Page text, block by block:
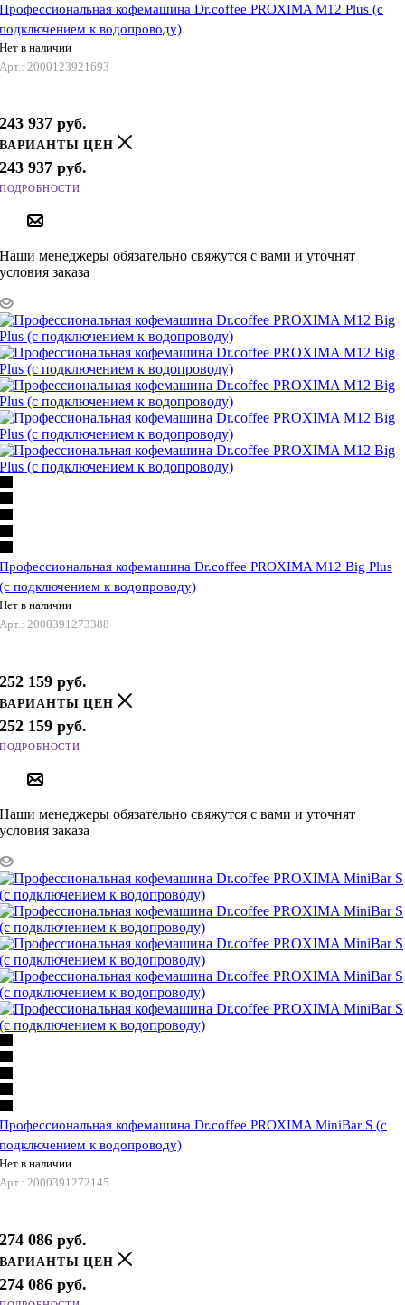
Профессиональная кофемашина Dr.coffee PROXIMA M12 Plus (с
подключением к водопроводу)
Нет в наличии
Арт.: 2000123921693
243 937 руб.
ВАРИАНТЫ ЦЕН
243 937 руб.
ПОДРОБНОСТИ
Наши менеджеры обязательно свяжутся с вами и уточнят
условия заказа
Профессиональная кофемашина Dr.coffee PROXIMA M12 Big Plus
(с подключением к водопроводу)
Нет в наличии
Арт.: 2000391273388
252 159 руб.
ВАРИАНТЫ ЦЕН
252 159 руб.
ПОДРОБНОСТИ
Наши менеджеры обязательно свяжутся с вами и уточнят
условия заказа
Профессиональная кофемашина Dr.coffee PROXIMA MiniBar S (с
подключением к водопроводу)
Нет в наличии
Арт.: 2000391272145
274 086 руб.
ВАРИАНТЫ ЦЕН
274 086 руб.